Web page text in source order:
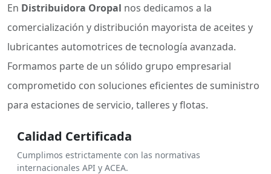
En Distribuidora Oropal nos dedicamos a la
comercialización y distribución mayorista de aceites y
lubricantes automotrices de tecnología avanzada.
Formamos parte de un sólido grupo empresarial
comprometido con soluciones eficientes de suministro
para estaciones de servicio, talleres y flotas.
Calidad Certificada
Cumplimos estrictamente con las normativas
internacionales API y ACEA.